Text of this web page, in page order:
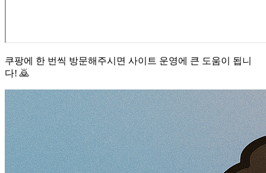
쿠팡에 한 번씩 방문해주시면 사이트 운영에 큰 도움이 됩니
다! 🙇